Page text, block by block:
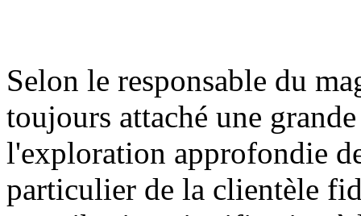
Selon le responsable du
toujours attaché une
l'exploration approfondie
particulier de la clientèle